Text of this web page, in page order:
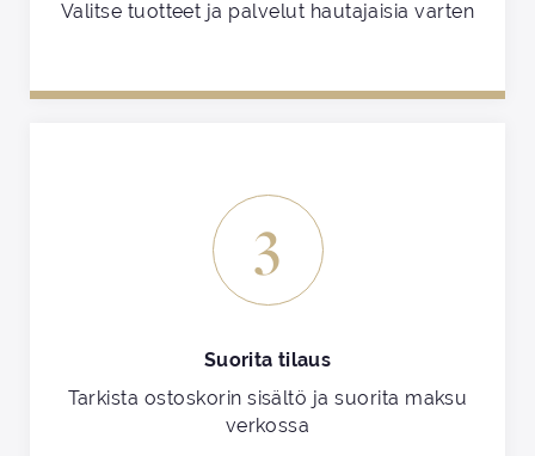
Valitse tuotteet ja palvelut hautajaisia varten
3
Suorita tilaus
Tarkista ostoskorin sisältö ja suorita maksu
verkossa